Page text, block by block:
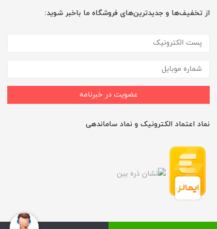
از تخفیف‌ها و جدیدترین‌های فروشگاه ما باخبر شوید:
عضویت در خبرنامه
نماد اعتماد الکترونیک و نماد ساماندهی